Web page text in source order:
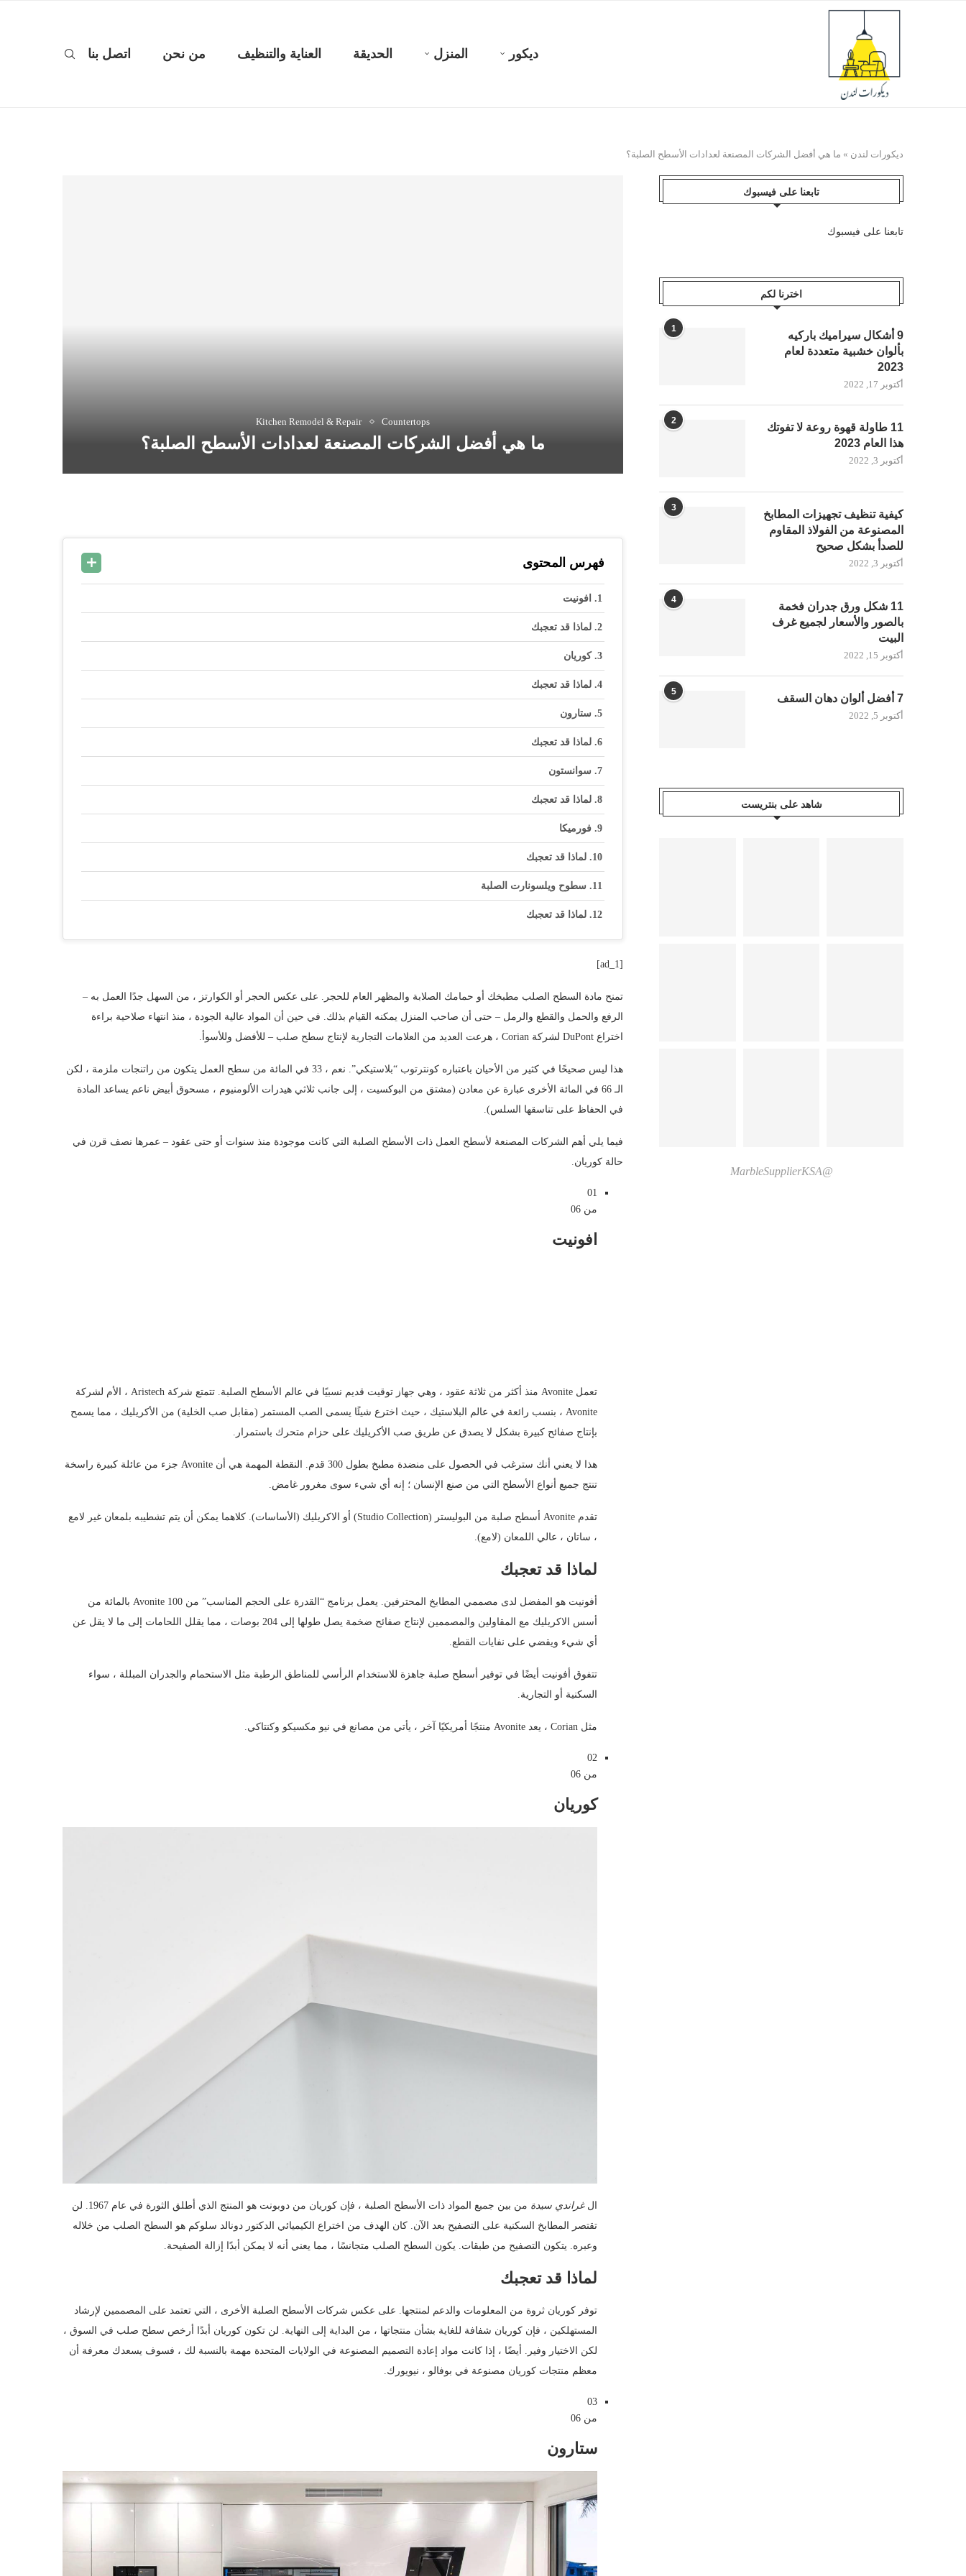
ديكور المنزل الحديقة العناية والتنظيف من نحن اتصل بنا
ديكورات لندن » ما هي أفضل الشركات المصنعة لعدادات الأسطح الصلبة؟
Countertops
Kitchen Remodel & Repair
ما هي أفضل الشركات المصنعة لعدادات الأسطح الصلبة؟
فهرس المحتوى
افونيت
لماذا قد تعجبك
كوريان
لماذا قد تعجبك
ستارون
لماذا قد تعجبك
سوانستون
لماذا قد تعجبك
فورميكا
لماذا قد تعجبك
سطوح ويلسونارت الصلبة
لماذا قد تعجبك
[ad_1]
تمنح مادة السطح الصلب مطبخك أو حمامك الصلابة والمظهر العام للحجر. على عكس الحجر أو الكوارتز ، من السهل جدًا العمل به –
الرفع والحمل والقطع والرمل – حتى أن صاحب المنزل يمكنه القيام بذلك. في حين أن المواد عالية الجودة ، منذ انتهاء صلاحية براءة
اختراع DuPont لشركة Corian ، هرعت العديد من العلامات التجارية لإنتاج سطح صلب – للأفضل وللأسوأ.
هذا ليس صحيحًا في كثير من الأحيان باعتباره كونترتوب “بلاستيكي”. نعم ، 33 في المائة من سطح العمل يتكون من راتنجات ملزمة ، لكن
الـ 66 في المائة الأخرى عبارة عن معادن (مشتق من البوكسيت ، إلى جانب ثلاثي هيدرات الألومنيوم ، مسحوق أبيض ناعم يساعد المادة
في الحفاظ على تناسقها السلس).
فيما يلي أهم الشركات المصنعة لأسطح العمل ذات الأسطح الصلبة التي كانت موجودة منذ سنوات أو حتى عقود – عمرها نصف قرن في
حالة كوريان.
01
من 06
افونيت
تعمل Avonite منذ أكثر من ثلاثة عقود ، وهي جهاز توقيت قديم نسبيًا في عالم الأسطح الصلبة. تتمتع شركة Aristech ، الأم لشركة
Avonite ، بنسب رائعة في عالم البلاستيك ، حيث اخترع شيئًا يسمى الصب المستمر (مقابل صب الخلية) من الأكريليك ، مما يسمح
بإنتاج صفائح كبيرة بشكل لا يصدق عن طريق صب الأكريليك على حزام متحرك باستمرار.
هذا لا يعني أنك سترغب في الحصول على منضدة مطبخ بطول 300 قدم. النقطة المهمة هي أن Avonite جزء من عائلة كبيرة راسخة
تنتج جميع أنواع الأسطح التي من صنع الإنسان ؛ إنه أي شيء سوى مغرور غامض.
تقدم Avonite أسطح صلبة من البوليستر (Studio Collection) أو الاكريليك (الأساسات). كلاهما يمكن أن يتم تشطيبه بلمعان غير لامع
، ساتان ، عالي اللمعان (لامع).
لماذا قد تعجبك
أفونيت هو المفضل لدى مصممي المطابخ المحترفين. يعمل برنامج “القدرة على الحجم المناسب” من Avonite 100 بالمائة من
أسس الاكريليك مع المقاولين والمصممين لإنتاج صفائح ضخمة يصل طولها إلى 204 بوصات ، مما يقلل اللحامات إلى ما لا يقل عن
أي شيء ويقضي على نفايات القطع.
تتفوق أفونيت أيضًا في توفير أسطح صلبة جاهزة للاستخدام الرأسي للمناطق الرطبة مثل الاستحمام والجدران المبللة ، سواء
السكنية أو التجارية.
مثل Corian ، يعد Avonite منتجًا أمريكيًا آخر ، يأتي من مصانع في نيو مكسيكو وكنتاكي.
02
من 06
كوريان
ال غراندي سيدة
من بين جميع المواد ذات الأسطح الصلبة ، فإن كوريان من دوبونت هو المنتج الذي أطلق الثورة في عام 1967. لن
تقتصر المطابخ السكنية على التصفيح بعد الآن. كان الهدف من اختراع الكيميائي الدكتور دونالد سلوكم هو السطح الصلب من خلاله
وعبره. يتكون التصفيح من طبقات. يكون السطح الصلب متجانسًا ، مما يعني أنه لا يمكن أبدًا إزالة الصفيحة.
لماذا قد تعجبك
توفر كوريان ثروة من المعلومات والدعم لمنتجها. على عكس شركات الأسطح الصلبة الأخرى ، التي تعتمد على المصممين لإرشاد
المستهلكين ، فإن كوريان شفافة للغاية بشأن منتجاتها ، من البداية إلى النهاية. لن تكون كوريان أبدًا أرخص سطح صلب في السوق ،
لكن الاختيار وفير. أيضًا ، إذا كانت مواد إعادة التصميم المصنوعة في الولايات المتحدة مهمة بالنسبة لك ، فسوف يسعدك معرفة أن
معظم منتجات كوريان مصنوعة في بوفالو ، نيويورك.
03
من 06
ستارون
تابعنا على فيسبوك
تابعنا على فيسبوك
اخترنا لكم
1
9 أشكال سيراميك باركيه
بألوان خشبية متعددة لعام
2023
أكتوبر 17, 2022
2
11 طاولة قهوة روعة لا تفوتك
هذا العام 2023
أكتوبر 3, 2022
3
كيفية تنظيف تجهيزات المطابخ
المصنوعة من الفولاذ المقاوم
للصدأ بشكل صحيح
أكتوبر 3, 2022
4
11 شكل ورق جدران فخمة
بالصور والأسعار لجميع غرف
البيت
أكتوبر 15, 2022
5
7 أفضل ألوان دهان السقف
أكتوبر 5, 2022
شاهد على بنتريست
@MarbleSupplierKSA